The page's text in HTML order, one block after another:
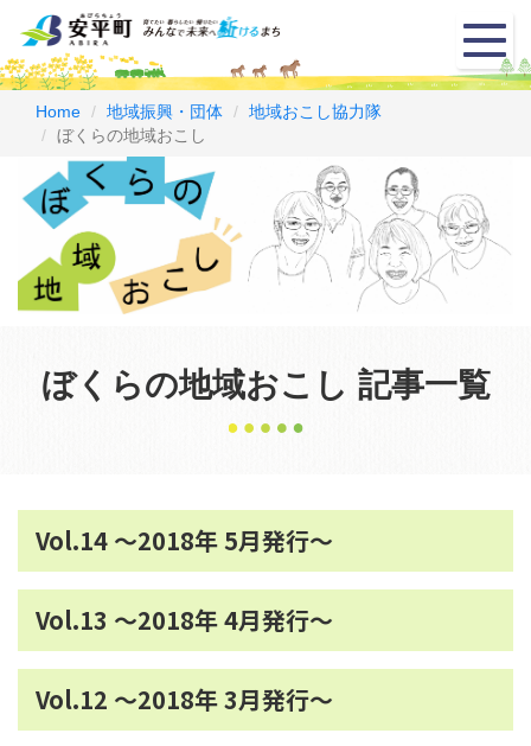
メ
ニ
ュ
Home 地域振興・団体
地域おこし協力隊
ぼくらの地域おこし
ぼくらの地域おこし 記事一覧
Vol.14 ～2018年 5月発行～
Vol.13 ～2018年 4月発行～
Vol.12 ～2018年 3月発行～